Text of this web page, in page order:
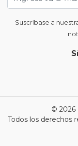
Suscríbase a
© 2026
Todos los derechos